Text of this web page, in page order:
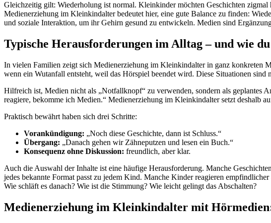
Gleichzeitig gilt: Wiederholung ist normal. Kleinkinder möchten Geschichten
Medienerziehung im Kleinkindalter bedeutet hier, eine gute Balance zu finden:
und soziale Interaktion, um ihr Gehirn gesund zu entwickeln. Medien sind
Typische Herausforderungen im Alltag – und wie
In vielen Familien zeigt sich Medienerziehung im Kleinkindalter in ganz konkreten
wenn ein Wutanfall entsteht, weil das Hörspiel beendet wird. Diese Situationen
Hilfreich ist, Medien nicht als „Notfallknopf“ zu verwenden, sondern als geplantes
reagiere, bekomme ich Medien.“ Medienerziehung im Kleinkindalter setzt deshalb
Praktisch bewährt haben sich drei Schritte:
Vorankündigung: „Noch diese Geschichte, dann ist Schluss.“
Übergang: „Danach gehen wir Zähneputzen und lesen ein Buch.“
Konsequenz ohne Diskussion: freundlich, aber klar.
Auch die Auswahl der Inhalte ist eine häufige Herausforderung. Manche
jedes bekannte Format passt zu jedem Kind. Manche Kinder reagieren
Wie schläft es danach? Wie ist die Stimmung? Wie leicht gelingt das Abschalten?
Medienerziehung im Kleinkindalter mit